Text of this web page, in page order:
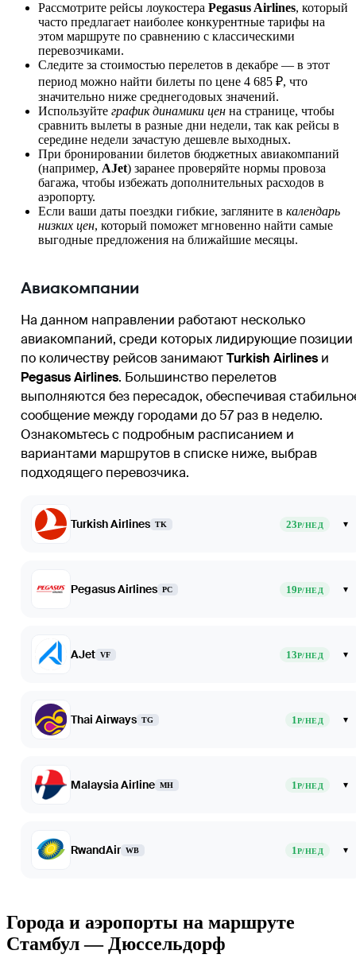
Рассмотрите рейсы лоукостера Pegasus Airlines, который
часто предлагает наиболее конкурентные тарифы на
этом маршруте по сравнению с классическими
перевозчиками.
Следите за стоимостью перелетов в декабре — в этот
период можно найти билеты по цене 4 685 ₽, что
значительно ниже среднегодовых значений.
Используйте график динамики цен на странице, чтобы
сравнить вылеты в разные дни недели, так как рейсы в
середине недели зачастую дешевле выходных.
При бронировании билетов бюджетных авиакомпаний
(например, AJet) заранее проверяйте нормы провоза
багажа, чтобы избежать дополнительных расходов в
аэропорту.
Если ваши даты поездки гибкие, загляните в календарь
низких цен, который поможет мгновенно найти самые
выгодные предложения на ближайшие месяцы.
Авиакомпании
На данном направлении работают несколько
авиакомпаний, среди которых лидирующие позиции
по количеству рейсов занимаютTurkish Airlines и
Pegasus Airlines. Большинство перелетов
выполняются без пересадок, обеспечивая
сообщение между городами до 57 раз в неделю.
Ознакомьтесь с подробным расписанием и
вариантами маршрутов в списке ниже, выбрав
подходящего перевозчика.
Turkish Airlines TK 23Р/НЕД ▾
Pegasus Airlines PC 19Р/НЕД ▾
AJet VF 13Р/НЕД ▾
Thai Airways TG 1Р/НЕД ▾
Malaysia Airline MH 1Р/НЕД ▾
RwandAir WB 1Р/НЕД ▾
Города и аэропорты на маршруте
Стамбул — Дюссельдорф